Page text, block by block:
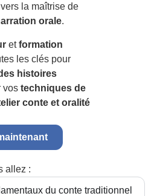
la maîtrise de
orale.
etformation
les clés pour
histoires
vos techniques de
conte et oralité
allez :
du conte traditionnel